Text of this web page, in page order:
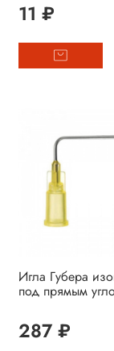
11 ₽
Игла Губера
под прямым
287 ₽